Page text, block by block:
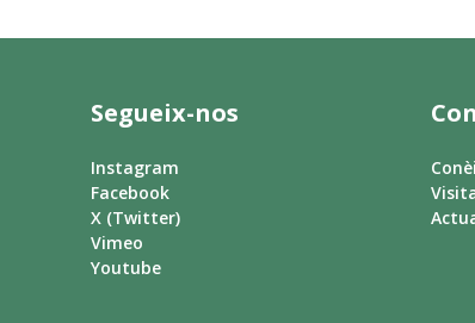
Segueix-nos
Instagram
Facebook
X (Twitter)
Vimeo
Youtube